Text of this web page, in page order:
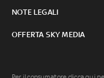
NOTE LEGALI
OFFERTA SKY MEDIA